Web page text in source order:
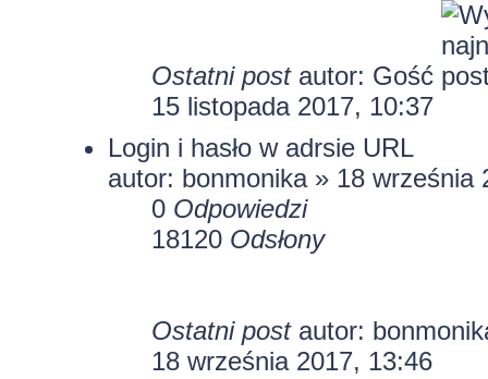
Ostatni post autor: Gość
15 listopada 2017, 10:37
Login i hasło w adrsie URL
autor: bonmonika» 18 września
0 Odpowiedzi
18120 Odsłony
Ostatni post autor:
18 września 2017, 13:46